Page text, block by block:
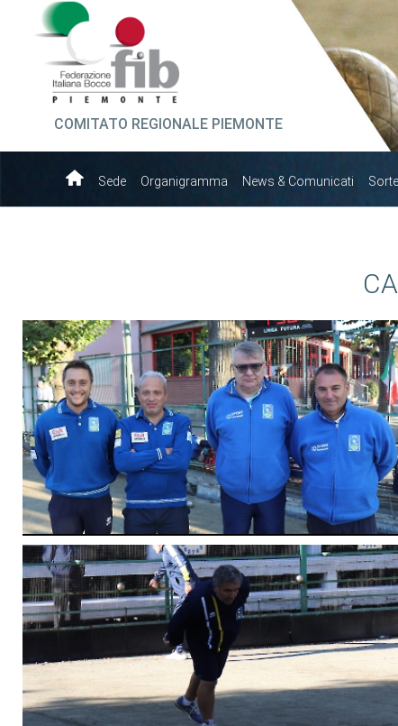
COMITATO REGIONALE PIEMONTE
Sede Organigramma News & Comunicati